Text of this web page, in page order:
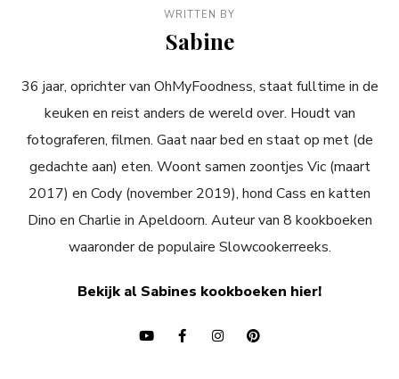
WRITTEN BY
Sabine
36 jaar, oprichter van OhMyFoodness, staat fulltime in de
keuken en reist anders de wereld over. Houdt van
fotograferen, filmen. Gaat naar bed en staat op met (de
gedachte aan) eten. Woont samen zoontjes Vic (maart
2017) en Cody (november 2019), hond Cass en katten
Dino en Charlie in Apeldoorn. Auteur van 8 kookboeken
waaronder de populaire Slowcookerreeks.
Bekijk al Sabines kookboeken hier!